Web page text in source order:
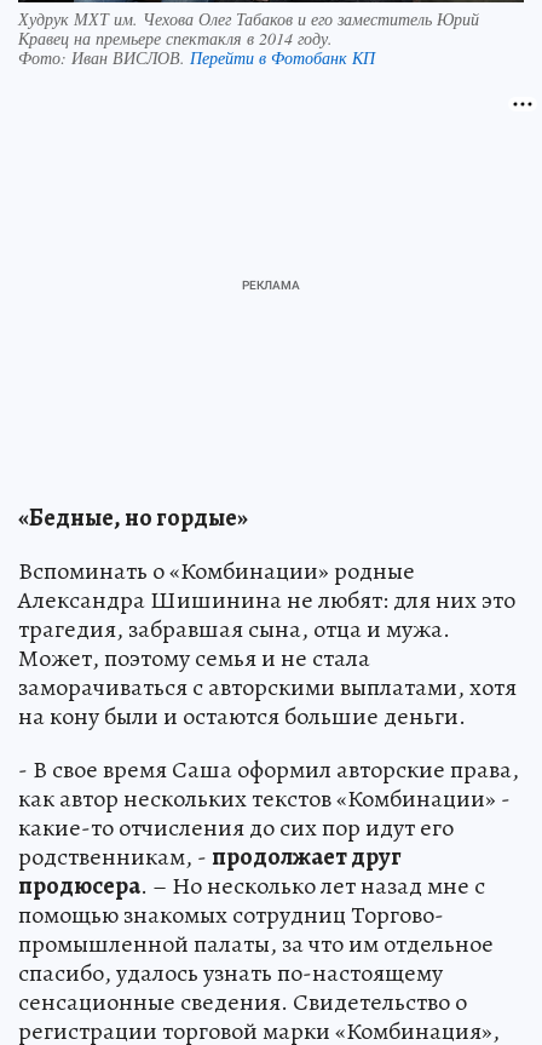
Худрук МХТ им. Чехова Олег Табаков и его заместитель Юрий
Кравец на премьере спектакля в 2014 году.
Фото: Иван ВИСЛОВ. Перейти в Фотобанк КП
«Бедные, но гордые»
Вспоминать о «Комбинации» родные
Александра Шишинина не любят: для них это
трагедия, забравшая сына, отца и мужа.
Может, поэтому семья и не стала
заморачиваться с авторскими выплатами, хотя
на кону были и остаются большие деньги.
- В свое время Саша оформил авторские права,
как автор нескольких текстов «Комбинации» -
какие-то отчисления до сих пор идут его
родственникам, -продолжает друг
продюсера. – Но несколько лет назад мне с
помощью знакомых сотрудниц Торгово-
промышленной палаты, за что им отдельное
спасибо, удалось узнать по-настоящему
сенсационные сведения. Свидетельство о
регистрации торговой марки «Комбинация»,